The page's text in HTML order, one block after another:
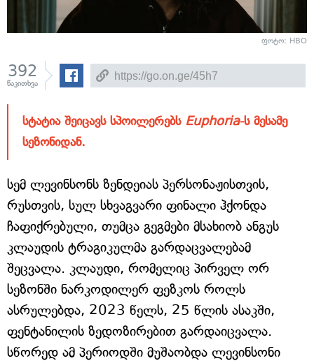
ფოტო: HBO
392
წაკითხვა
სტატია შეიცავს სპოილერებს Euphoria-ს მესამე
სეზონიდან.
სემ ლევინსონს ზენდეიას პერსონაჟისთვის,
რუსთვის, სულ სხვაგვარი ფინალი ჰქონდა
ჩაფიქრებული, თუმცა გეგმები მსახიობ ანგუს
კლაუდის ტრაგიკულმა გარდაცვალებამ
შეცვალა. კლაუდი, რომელიც პირველ ორ
სეზონში ნარკოდილერ ფეზკოს როლს
ასრულებდა, 2023 წელს, 25 წლის ასაკში,
ფენტანილის ზედოზირებით გარდაიცვალა.
სწორედ ამ პერიოდში მუშაობდა ლევინსონი